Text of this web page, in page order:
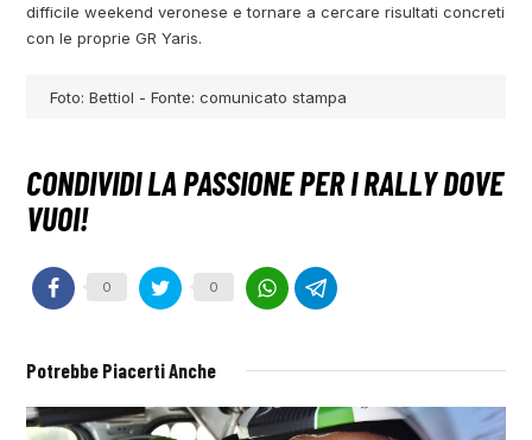
difficile weekend veronese e tornare a cercare risultati concreti
con le proprie GR Yaris.
Foto: Bettiol - Fonte: comunicato stampa
0 0
Potrebbe Piacerti Anche